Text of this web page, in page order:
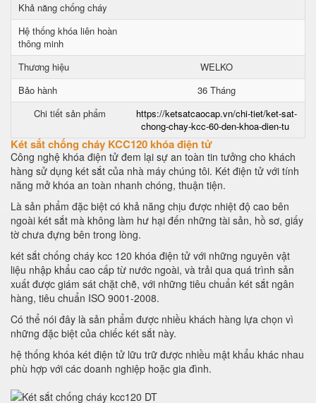
Khả năng chống cháy
Hệ thống khóa liên hoàn
thông minh
Thương hiệu
WELKO
Bảo hành
36 Tháng
Chi tiết sản phẩm
https://ketsatcaocap.vn/chi-tiet/ket-sat-
chong-chay-kcc-60-den-khoa-dien-tu
Két sắt chống cháy KCC120 khóa điện tử
Công nghệ khóa điện tử đem lại sự an toàn tin tưởng cho khách
hàng sử dụng két sắt của nhà máy chúng tôi. Két điện tử với tính
năng mở khóa an toàn nhanh chóng, thuận tiện.
Là sản phẩm đặc biệt có khả năng chịu được nhiệt độ cao bên
ngoài két sắt mà không làm hư hại đến những tài sản, hồ sơ, giấy
tờ chưa đựng bên trong lòng.
két sắt chống cháy kcc 120 khóa điện tử với những nguyên vật
liệu nhập khẩu cao cấp từ nước ngoài, và trải qua quá trình sản
xuất được giám sát chặt chẽ, với những tiêu chuẩn két sắt ngân
hàng, tiêu chuẩn ISO 9001-2008.
Có thể nói đây là sản phẩm được nhiều khách hàng lựa chọn vì
những đặc biệt của chiếc két sắt này.
hệ thống khóa két điện tử lữu trữ được nhiều mật khẩu khác nhau
phù hợp với các doanh nghiệp hoặc gia đình.